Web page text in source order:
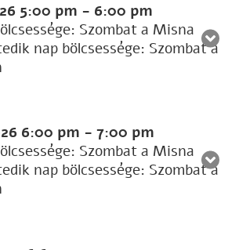
5:00 pm - 6:00 pm
Szombat a Misna
nap bölcsessége: Szombat a
6:00 pm - 7:00 pm
Szombat a Misna
nap bölcsessége: Szombat a